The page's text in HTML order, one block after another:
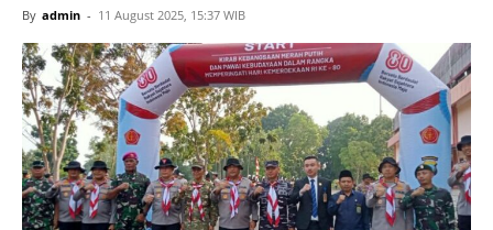
By admin - 11 August 2025, 15:37 WIB